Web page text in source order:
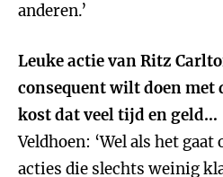
anderen.’
Leuke actie van Ritz
consequent wilt doen
kost dat veel tijd en geld…
Veldhoen: ‘Wel als het
acties die slechts weinig